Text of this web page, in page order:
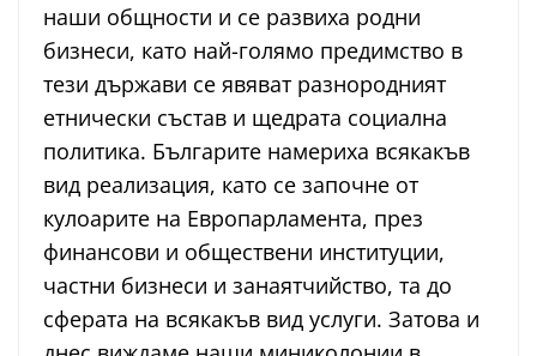
наши общности и се развиха родни
бизнеси, като най-голямо предимство в
тези държави се явяват разнородният
етнически състав и щедрата социална
политика. Българите намериха всякакъв
вид реализация, като се започне от
кулоарите на Европарламента, през
финансови и обществени институции,
частни бизнеси и занаятчийство, та до
сферата на всякакъв вид услуги. Затова и